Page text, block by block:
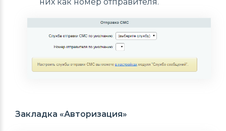
Закладка «Авторизация»